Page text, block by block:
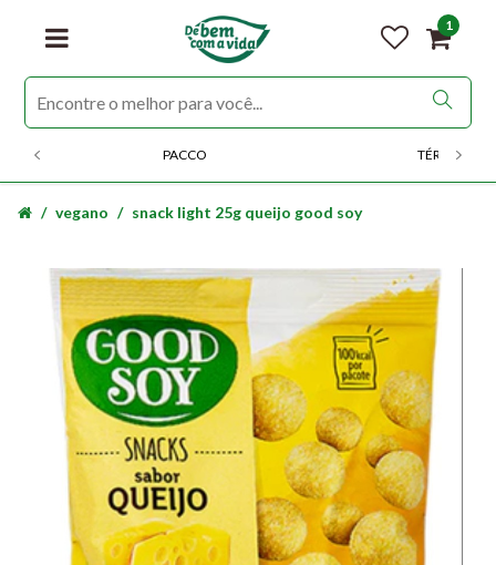
1
PACCO TÉRMICOS
vegano snack light 25g queijo good soy